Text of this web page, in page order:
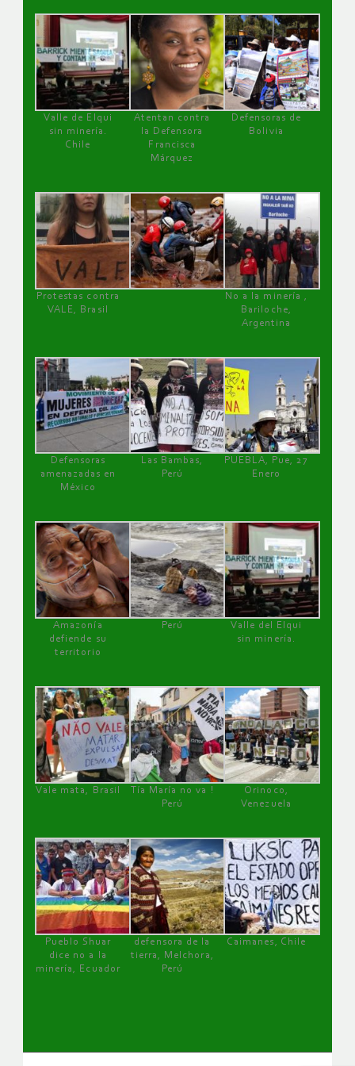
Valle de Elqui
sin minería.
Chile
Atentan contra
la Defensora
Francisca
Márquez
Defensoras de
Bolivia
Protestas contra
VALE, Brasil
No a la minería ,
Bariloche,
Argentina
Defensoras
amenazadas en
México
Las Bambas,
Perú
PUEBLA, Pue, 27
Enero
Amazonía
defiende su
territorio
Perú
Valle del Elqui
sin minería.
Vale mata, Brasil
Tía María no va !
Perú
Orinoco,
Venezuela
Pueblo Shuar
dice no a la
minería, Ecuador
defensora de la
tierra, Melchora,
Perú
Caimanes, Chile